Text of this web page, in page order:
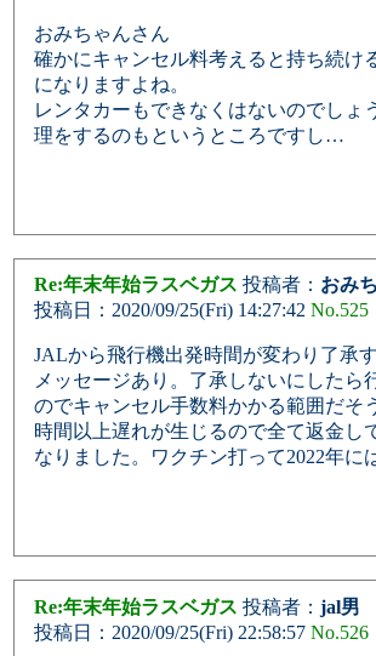
おみちゃんさん
確かにキャンセル料考えると持ち続け
になりますよね。
レンタカーもできなくはないのでしょ
理をするのもというところですし…
Re:年末年始ラスベガス 投稿者： おみ
投稿日：2020/09/25(Fri) 14:27:42 No.525
JALから飛行機出発時間が変わり了承
メッセージあり。了承しないにしたら
のでキャンセル手数料かかる範囲だそ
時間以上遅れが生じるので全て返金し
なりました。ワクチン打って2022年に
Re:年末年始ラスベガス 投稿者： jal男
投稿日：2020/09/25(Fri) 22:58:57 No.526